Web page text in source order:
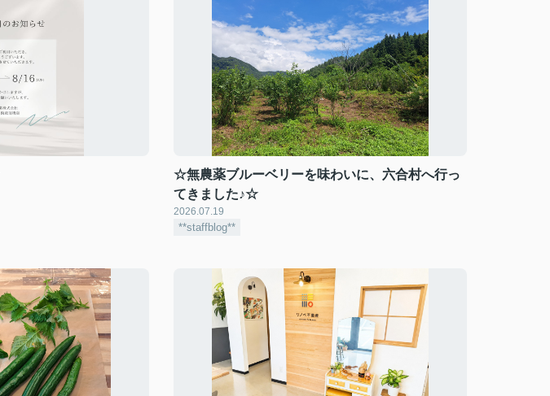
☆無農薬ブルーベリーを味わいに、六合村へ行っ
てきました♪☆
2026.07.19
**staffblog**